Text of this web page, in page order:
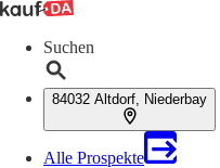
Suchen
84032 Altdorf, Niederbay
Alle Prospekte